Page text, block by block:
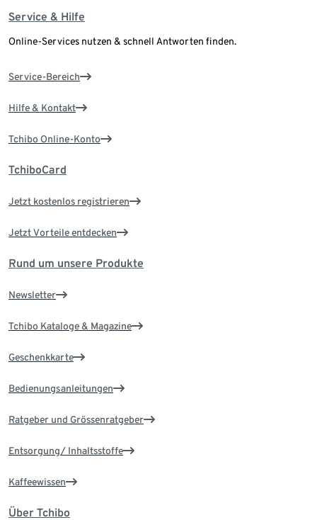
Service & Hilfe
Online-Services nutzen & schnell Antworten finden.
Service-Bereich
Hilfe & Kontakt
Tchibo Online-Konto
TchiboCard
Jetzt kostenlos registrieren
Jetzt Vorteile entdecken
Rund um unsere Produkte
Newsletter
Tchibo Kataloge & Magazine
Geschenkkarte
Bedienungsanleitungen
Ratgeber und Grössenratgeber
Entsorgung/ Inhaltsstoffe
Kaffeewissen
Über Tchibo